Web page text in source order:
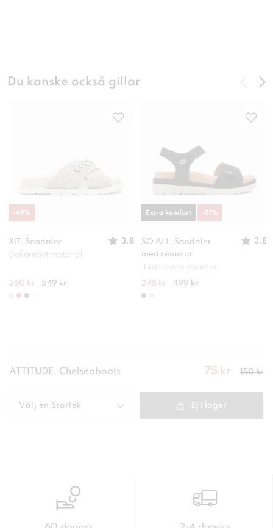
Du kanske också gillar
XIT, Sandaler
3.8
Dekorativt material
280 kr 549 kr
-49%
SO ALL, Sandaler
med remmar
3.8
Justerbara remmar
245 kr 499 kr
Extra komfort -51 %
ATTITUDE, Chelseaboots
Nuvarande
krTidigare
75 kr 150 kr
Välj en Storlek Ej i lager